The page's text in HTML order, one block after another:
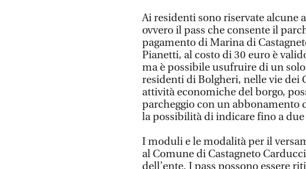
Ai residenti sono riservate alcune
ovvero il pass che consente il
pagamento di Marina di
Pianetti, al costo di 30 euro è
ma è possibile usufruire di un
residenti di Bolgheri, nelle vie dei
attività economiche del borgo,
parcheggio con un abbonamento
la possibilità di indicare fino a
I moduli e le modalità per il
al Comune di Castagneto
dell’ente. I pass possono essere